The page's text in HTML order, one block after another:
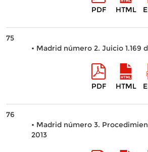
PDF HTML
75
• Madrid número 2. Juicio 1.169
PDF HTML
76
• Madrid número 3.
2013